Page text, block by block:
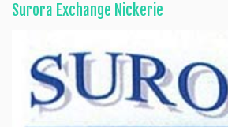
Surora Exchange Nickerie